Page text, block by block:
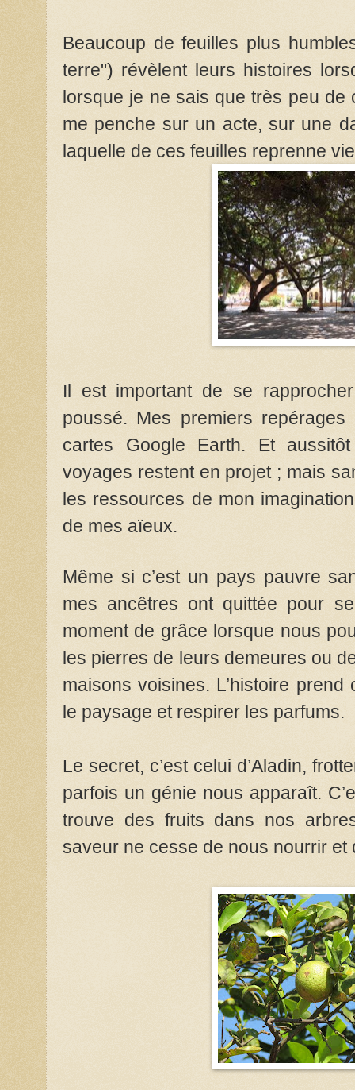
Beaucoup de feuilles plus
terre") révèlent leurs histoires
lorsque je ne sais que très peu
me penche sur un acte, sur une
laquelle de ces feuilles reprenne
Il est important de se
poussé. Mes premiers
cartes Google Earth. Et
voyages restent en projet ; mais
les ressources de mon
de mes aïeux.
Même si c’est un pays pauvre
mes ancêtres ont quittée pour
moment de grâce lorsque nous
les pierres de leurs demeures ou
maisons voisines. L’histoire
le paysage et respirer les parfums.
Le secret, c’est celui d’Aladin,
parfois un génie nous apparaît.
trouve des fruits dans nos
saveur ne cesse de nous nourrir et